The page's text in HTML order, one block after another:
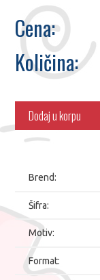
Cena:
Količina:
Dodaj u korpu
Brend:
Šifra:
Motiv:
Format: